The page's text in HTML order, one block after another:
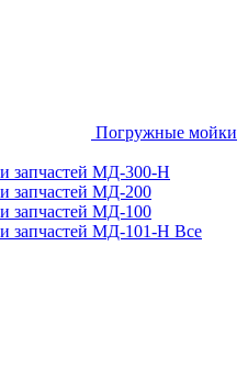
Погружные мойки
запчастей МД-300-H
запчастей МД-200
запчастей МД-100
запчастей МД-101-Н Все